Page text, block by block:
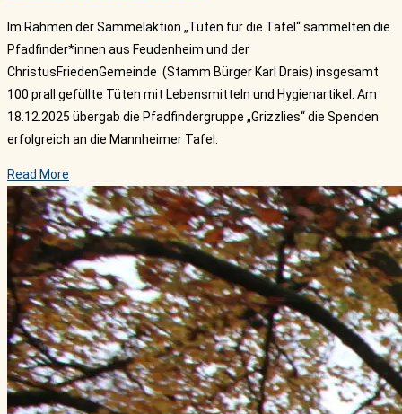
Im Rahmen der Sammelaktion „Tüten für die Tafel“ sammelten die
Pfadfinder*innen aus Feudenheim und der
ChristusFriedenGemeinde (Stamm Bürger Karl Drais) insgesamt
100 prall gefüllte Tüten mit Lebensmitteln und Hygienartikel. Am
18.12.2025 übergab die Pfadfindergruppe „Grizzlies“ die Spenden
erfolgreich an die Mannheimer Tafel.
Read More